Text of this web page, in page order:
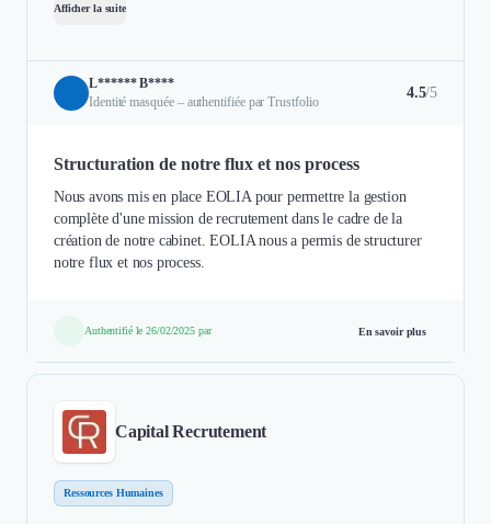
Afficher la suite
L****** B****
Identité masquée – authentifiée par Trustfolio
4.5/5
Structuration de notre flux et nos process
Nous avons mis en place EOLIA pour permettre la gestion
complète d'une mission de recrutement dans le cadre de la
création de notre cabinet. EOLIA nous a permis de structurer
notre flux et nos process.
Authentifié le 26/02/2025 par En savoir plus
Capital Recrutement
Ressources Humaines